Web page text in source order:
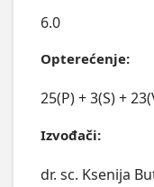
6.0
Opterećenje:
25(P) + 3(S) +
Izvođači:
dr. sc. Ksenija